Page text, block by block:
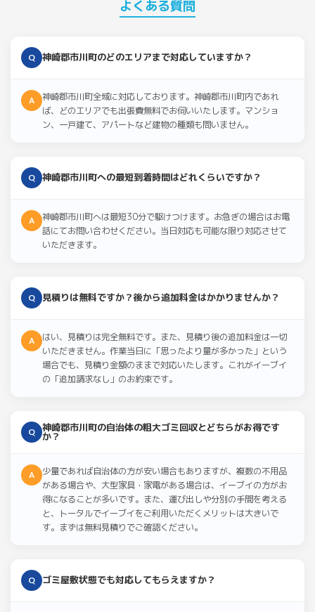
よくある質問
Q 神崎郡市川町のどのエリアまで対応していますか？
A
神崎郡市川町全域に対応しております。神崎郡市川町内であれ
ば、どのエリアでも出張費無料でお伺いいたします。マンショ
ン、一戸建て、アパートなど建物の種類も問いません。
Q 神崎郡市川町への最短到着時間はどれくらいですか？
A
神崎郡市川町へは最短30分で駆けつけます。お急ぎの場合はお電
話にてお問い合わせください。当日対応も可能な限り対応させて
いただきます。
Q 見積りは無料ですか？後から追加料金はかかりませんか？
A
はい、見積りは完全無料です。また、見積り後の追加料金は一切
いただきません。作業当日に「思ったより量が多かった」という
場合でも、見積り金額のままで対応いたします。これがイーブイ
の「追加請求なし」のお約束です。
Q 神崎郡市川町の自治体の粗大ゴミ回収とどちらがお得です
か？
A
少量であれば自治体の方が安い場合もありますが、複数の不用品
がある場合や、大型家具・家電がある場合は、イーブイの方がお
得になることが多いです。また、運び出しや分別の手間を考える
と、トータルでイーブイをご利用いただくメリットは大きいで
す。まずは無料見積りでご確認ください。
Q ゴミ屋敷状態でも対応してもらえますか？